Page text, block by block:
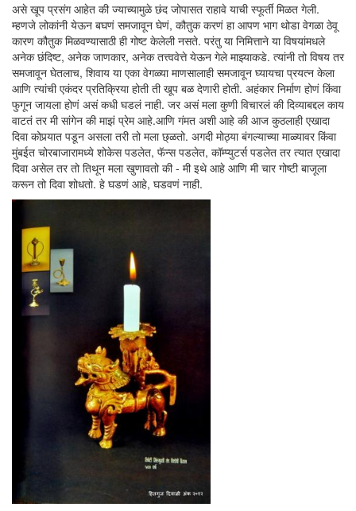
असे खूप प्रसंग आहेत की ज्याच्यामुळे छंद जोपासत राहावे याची स्फूर्ती मिळत गेली.
म्हणजे लोकांनी येऊन बघणं समजावून घेणं, कौतुक करणं हा आपण भाग थोडा वेगळा ठेवू
कारण कौतुक मिळवण्यासाठी ही गोष्ट केलेली नसते. परंतु या निमित्ताने या विषयांमधले
अनेक छंदिष्ट, अनेक जाणकार, अनेक तत्त्ववेत्ते येऊन गेले माझ्याकडे. त्यांनी तो विषय तर
समजावून घेतलाच, शिवाय या एका वेगळ्या माणसालाही समजावून घ्यायचा प्रयत्न केला
आणि त्यांची एकंदर प्रतिक्रिया होती ती खूप बळ देणारी होती. अहंकार निर्माण होणं किंवा
फुगून जायला होणं असं कधी घडलं नाही. जर असं मला कुणी विचारलं की दिव्याबद्दल काय
वाटतं तर मी सांगेन की माझं प्रेम आहे.आणि गंमत अशी आहे की आज कुठलाही एखादा
दिवा कोपर्‍यात पडून असला तरी तो मला छ्ळतो. अगदी मोठ्या बंगल्याच्या माळ्यावर किंवा
मुंबईत चोरबाजारामध्ये शोकेस पडलेत, फॅन्स पडलेत, कॉम्प्युटर्स पडलेत तर त्यात एखादा
दिवा असेल तर तो तिथून मला खुणावतो की - मी इथे आहे आणि मी चार गोष्टी बाजूला
करून तो दिवा शोधतो. हे घडणं आहे, घडवणं नाही.